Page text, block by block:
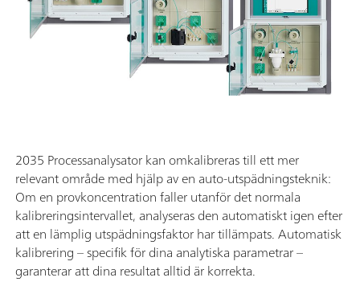
2035 Processanalysator kan omkalibreras till ett mer
relevant område med hjälp av en auto-utspädningsteknik:
Om en provkoncentration faller utanför det normala
kalibreringsintervallet, analyseras den automatiskt igen efter
att en lämplig utspädningsfaktor har tillämpats. Automatisk
kalibrering – specifik för dina analytiska parametrar –
garanterar att dina resultat alltid är korrekta.